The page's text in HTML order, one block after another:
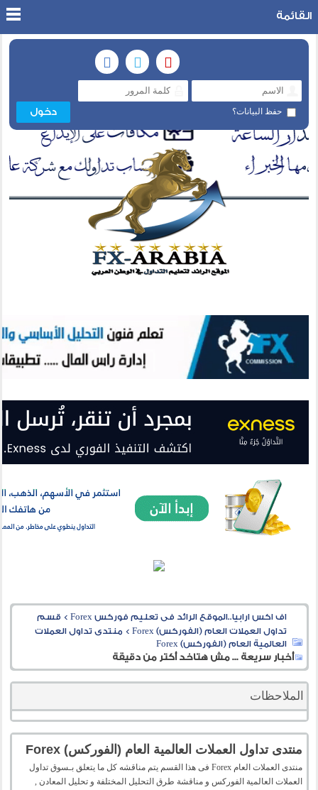
حفظ البيانات؟
القائمة
اف اكس ارابيا..الموقع الرائد فى تعليم فوركس Forex > قسم
تداول العملات العام (الفوركس) Forex
> منتدى تداول العملات
العالمية العام (الفوركس) Forex
أخبار سريعة ... مش هتاخد أكتر من دقيقة
الملاحظات
منتدى تداول العملات العالمية العام (الفوركس) Forex
منتدى العملات العام Forex فى هذا القسم يتم مناقشه كل ما يتعلق بـسوق تداول
العملات العالمية الفوركس و مناقشة طرق التحليل المختلفة و تحليل المعادن ,